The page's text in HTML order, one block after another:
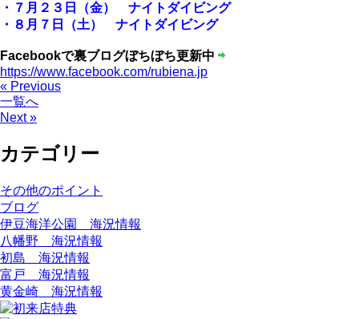
・７月２３日（金） ナイトダイビング
・８月７日（土） ナイトダイビング
Facebookで裏ブログぼちぼち更新中
https://www.facebook.com/rubiena.jp
« Previous
一覧へ
Next »
カテゴリー
その他のポイント
ブログ
伊豆海洋公園 海況情報
八幡野 海況情報
初島 海況情報
富戸 海況情報
黄金崎 海況情報